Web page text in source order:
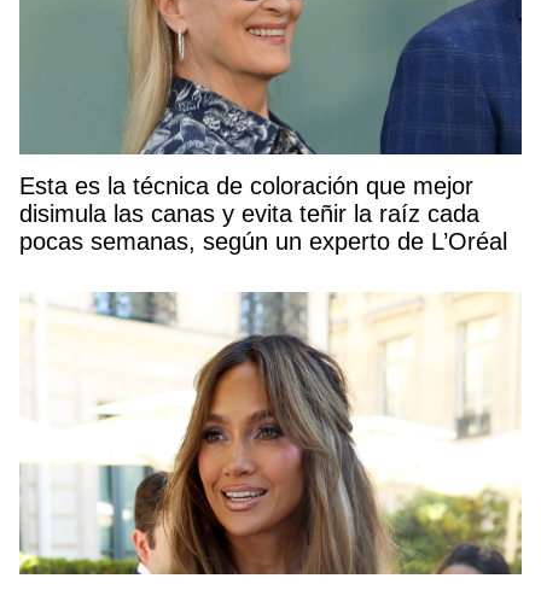
Esta es la técnica de coloración que mejor
disimula las canas y evita teñir la raíz cada
pocas semanas, según un experto de L’Oréal